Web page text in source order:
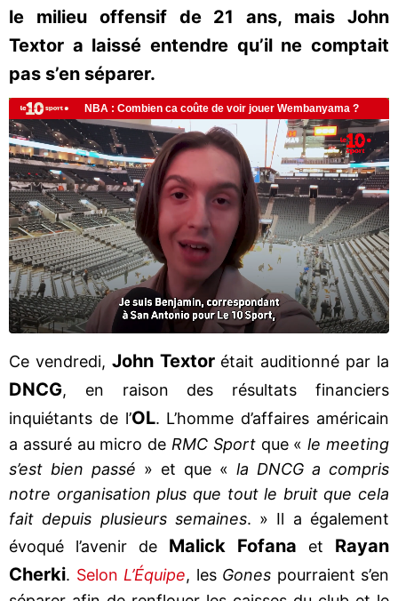
le milieu offensif de 21 ans, mais John
Textor a laissé entendre qu’il ne comptait
pas s’en séparer.
Ce vendredi, John Textorétait auditionné par la
DNCG, en raison des résultats financiers
inquiétants de l’OL. L’homme d’affaires américain
a assuré au micro de RMC Sportque « le meeting
s’est bien passé » et que « la DNCG a compris
notre organisation plus que tout le bruit que cela
fait depuis plusieurs semaines. » Il a également
évoqué l’avenir de Malick Fofana et Rayan
Cherki. Selon L’Équipe, les Gones pourraient s’en